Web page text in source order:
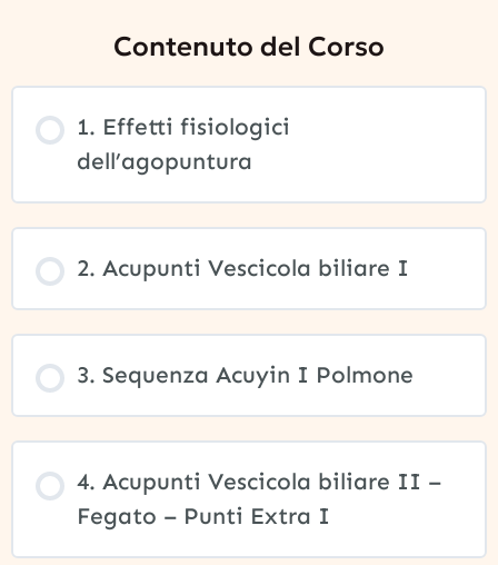
Contenuto del Corso
1. Effetti fisiologici
dell’agopuntura
2. Acupunti Vescicola biliare I
3. Sequenza Acuyin I Polmone
4. Acupunti Vescicola biliare II –
Fegato – Punti Extra I